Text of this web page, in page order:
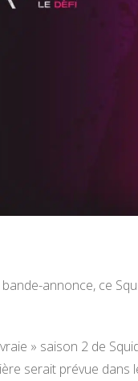
annonce, ce
» saison 2 de
serait prévue dans